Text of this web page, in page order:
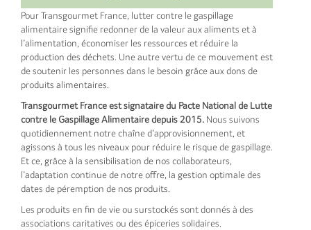
Pour Transgourmet France, lutter contre le gaspillage
alimentaire signifie redonner de la valeur aux aliments et à
l’alimentation, économiser les ressources et réduire la
production des déchets. Une autre vertu de ce mouvement est
de soutenir les personnes dans le besoin grâce aux dons de
produits alimentaires.
Transgourmet France est signataire du Pacte National de Lutte
contre le Gaspillage Alimentaire depuis 2015. Nous suivons
quotidiennement notre chaîne d’approvisionnement, et
agissons à tous les niveaux pour réduire le risque de gaspillage.
Et ce, grâce à la sensibilisation de nos collaborateurs,
l’adaptation continue de notre offre, la gestion optimale des
dates de péremption de nos produits.
Les produits en fin de vie ou surstockés sont donnés à des
associations caritatives ou des épiceries solidaires.